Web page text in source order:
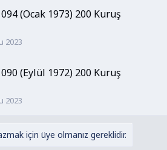
(Ocak 1973) 200 Kuruş
2023
(Eylül 1972) 200 Kuruş
2023
için üye olmanız gereklidir.